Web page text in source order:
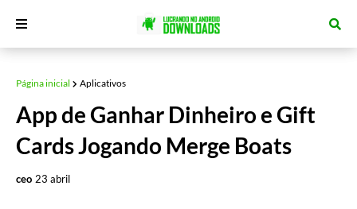
Página inicial Aplicativos
App de Ganhar Dinheiro e Gift
Cards Jogando Merge Boats
ceo 23 abril